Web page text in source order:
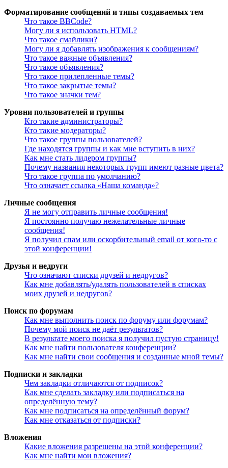
Форматирование сообщений и типы создаваемых тем
Что такое BBCode?
Могу ли я использовать HTML?
Что такое смайлики?
Могу ли я добавлять изображения к сообщениям?
Что такое важные объявления?
Что такое объявления?
Что такое прилепленные темы?
Что такое закрытые темы?
Что такое значки тем?
Уровни пользователей и группы
Кто такие администраторы?
Кто такие модераторы?
Что такое группы пользователей?
Где находятся группы и как мне вступить в них?
Как мне стать лидером группы?
Почему названия некоторых групп имеют разные цвета?
Что такое группа по умолчанию?
Что означает ссылка «Наша команда»?
Личные сообщения
Я не могу отправить личные сообщения!
Я постоянно получаю нежелательные личные
сообщения!
Я получил спам или оскорбительный email от кого-то с
этой конференции!
Друзья и недруги
Что означают списки друзей и недругов?
Как мне добавлять/удалять пользователей в списках
моих друзей и недругов?
Поиск по форумам
Как мне выполнить поиск по форуму или форумам?
Почему мой поиск не даёт результатов?
В результате моего поиска я получил пустую страницу!
Как мне найти пользователя конференции?
Как мне найти свои сообщения и созданные мной темы?
Подписки и закладки
Чем закладки отличаются от подписок?
Как мне сделать закладку или подписаться на
определённую тему?
Как мне подписаться на определённый форум?
Как мне отказаться от подписки?
Вложения
Какие вложения разрешены на этой конференции?
Как мне найти мои вложения?